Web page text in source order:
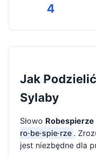
4
Jak
Sylaby
Słowo Robespierze
ro·be·spie·rze .
jest niezbędne dla